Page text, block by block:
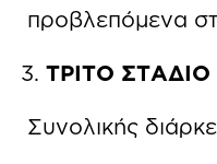
προβλεπόμενα
ΤΡΙΤΟ ΣΤΑΔΙΟ
Συνολικής